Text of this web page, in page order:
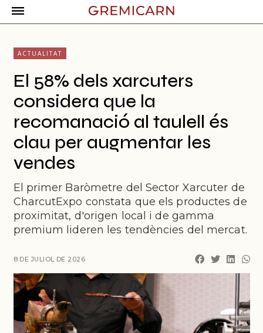
ACTUALITAT
El 58% dels xarcuters
considera que la
recomanació al taulell és
clau per augmentar les
vendes
El primer Baròmetre del Sector Xarcuter de
CharcutExpo constata que els productes de
proximitat, d'origen local i de gamma
premium lideren les tendències del mercat.
8 DE JULIOL DE 2026